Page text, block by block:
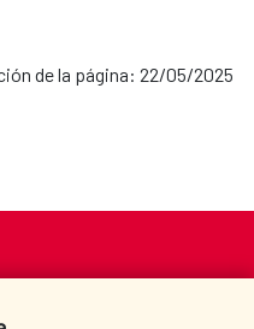
de la página: 22/05/2025